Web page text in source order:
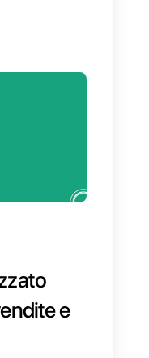
per la tua
sia o meno la
per te. La
poiché
bene
ricevono
un gran
tramite
social media.